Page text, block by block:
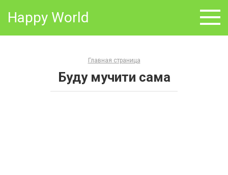
Happy World
Главная страница
Буду мучити сама